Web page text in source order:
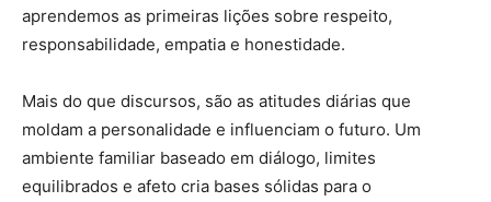
aprendemos as primeiras lições sobre respeito,
responsabilidade, empatia e honestidade.
Mais do que discursos, são as atitudes diárias que
moldam a personalidade e influenciam o futuro. Um
ambiente familiar baseado em diálogo, limites
equilibrados e afeto cria bases sólidas para o